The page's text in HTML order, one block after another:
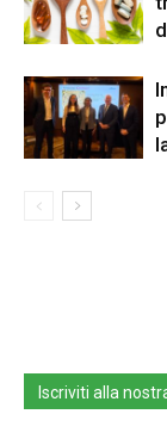
Iscriviti alla